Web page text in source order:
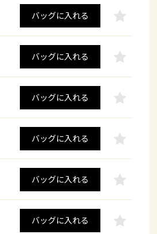
バッグに入れる
バッグに入れる
バッグに入れる
バッグに入れる
バッグに入れる
バッグに入れる